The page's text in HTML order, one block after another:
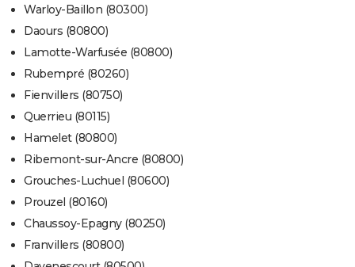
Warloy-Baillon (80300)
Daours (80800)
Lamotte-Warfusée (80800)
Rubempré (80260)
Fienvillers (80750)
Querrieu (80115)
Hamelet (80800)
Ribemont-sur-Ancre (80800)
Grouches-Luchuel (80600)
Prouzel (80160)
Chaussoy-Epagny (80250)
Franvillers (80800)